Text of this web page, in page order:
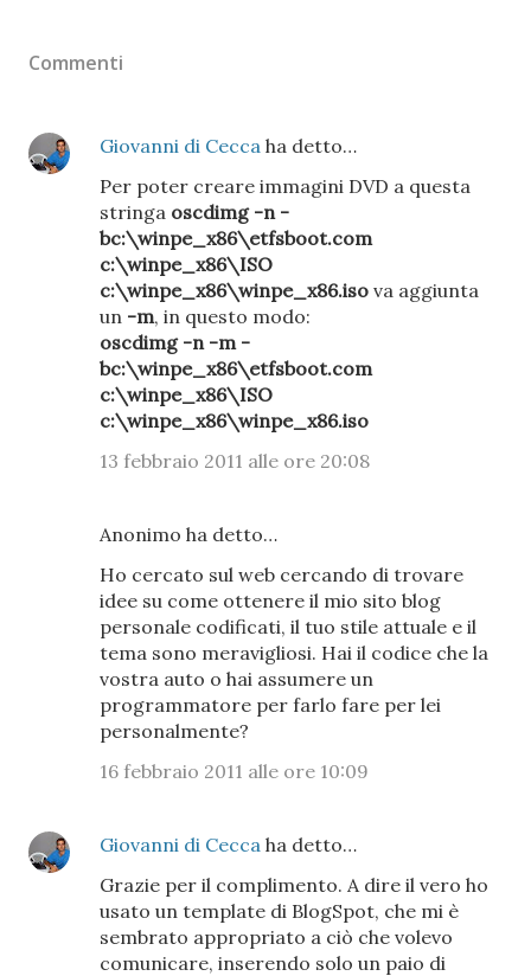
Commenti
Giovanni di Cecca ha detto…
Per poter creare immagini DVD a questa
stringa oscdimg -n -
bc:\winpe_x86\etfsboot.com
c:\winpe_x86\ISO
c:\winpe_x86\winpe_x86.iso va aggiunta
un -m, in questo modo:
oscdimg -n -m -
bc:\winpe_x86\etfsboot.com
c:\winpe_x86\ISO
c:\winpe_x86\winpe_x86.iso
13 febbraio 2011 alle ore 20:08
Anonimo ha detto…
Ho cercato sul web cercando di trovare
idee su come ottenere il mio sito blog
personale codificati, il tuo stile attuale e il
tema sono meravigliosi. Hai il codice che la
vostra auto o hai assumere un
programmatore per farlo fare per lei
personalmente?
16 febbraio 2011 alle ore 10:09
Giovanni di Cecca ha detto…
Grazie per il complimento. A dire il vero ho
usato un template di BlogSpot, che mi è
sembrato appropriato a ciò che volevo
comunicare, inserendo solo un paio di